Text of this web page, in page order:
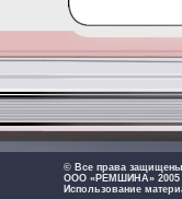
© Все права защищены
ООО «РЕМШИНА» 2005
Использование